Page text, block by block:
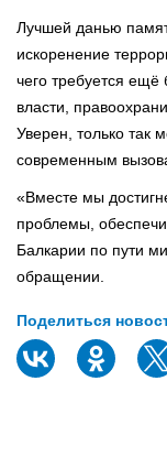
Лучшей данью
искоренение
чего требуется
власти,
Уверен, только так
современным
«Вместе мы
проблемы,
Балкарии по пути
обращении.
Поделиться